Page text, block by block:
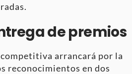
.
de premios
arrancará por la
reconocimientos en dos